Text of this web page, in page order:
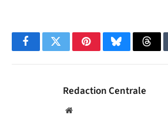
FacebookTwitterPinterestBluesky
Redaction Centrale
Website